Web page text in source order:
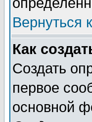
Вернуться
Как
Создать
первое
основной